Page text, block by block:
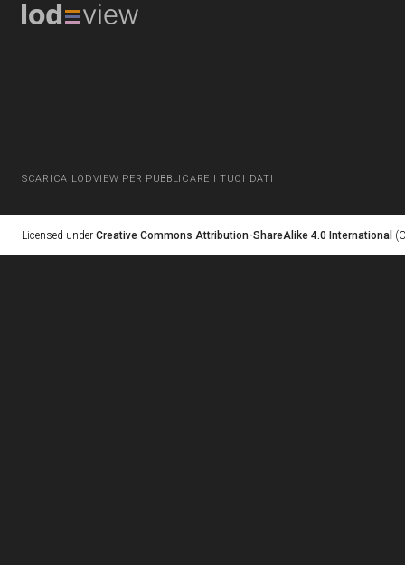
SCARICA LODVIEW PER PUBBLICARE I TUOI DATI
Licensed under Creative Commons Attribution-ShareAlike 4.0 International